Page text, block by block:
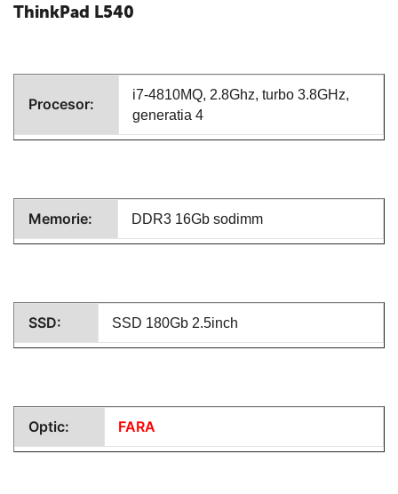
ThinkPad L540
Procesor:
i7-4810MQ, 2.8Ghz, turbo 3.8GHz,
generatia 4
Memorie: DDR3 16Gb sodimm
SSD: SSD 180Gb 2.5inch
Optic: FARA